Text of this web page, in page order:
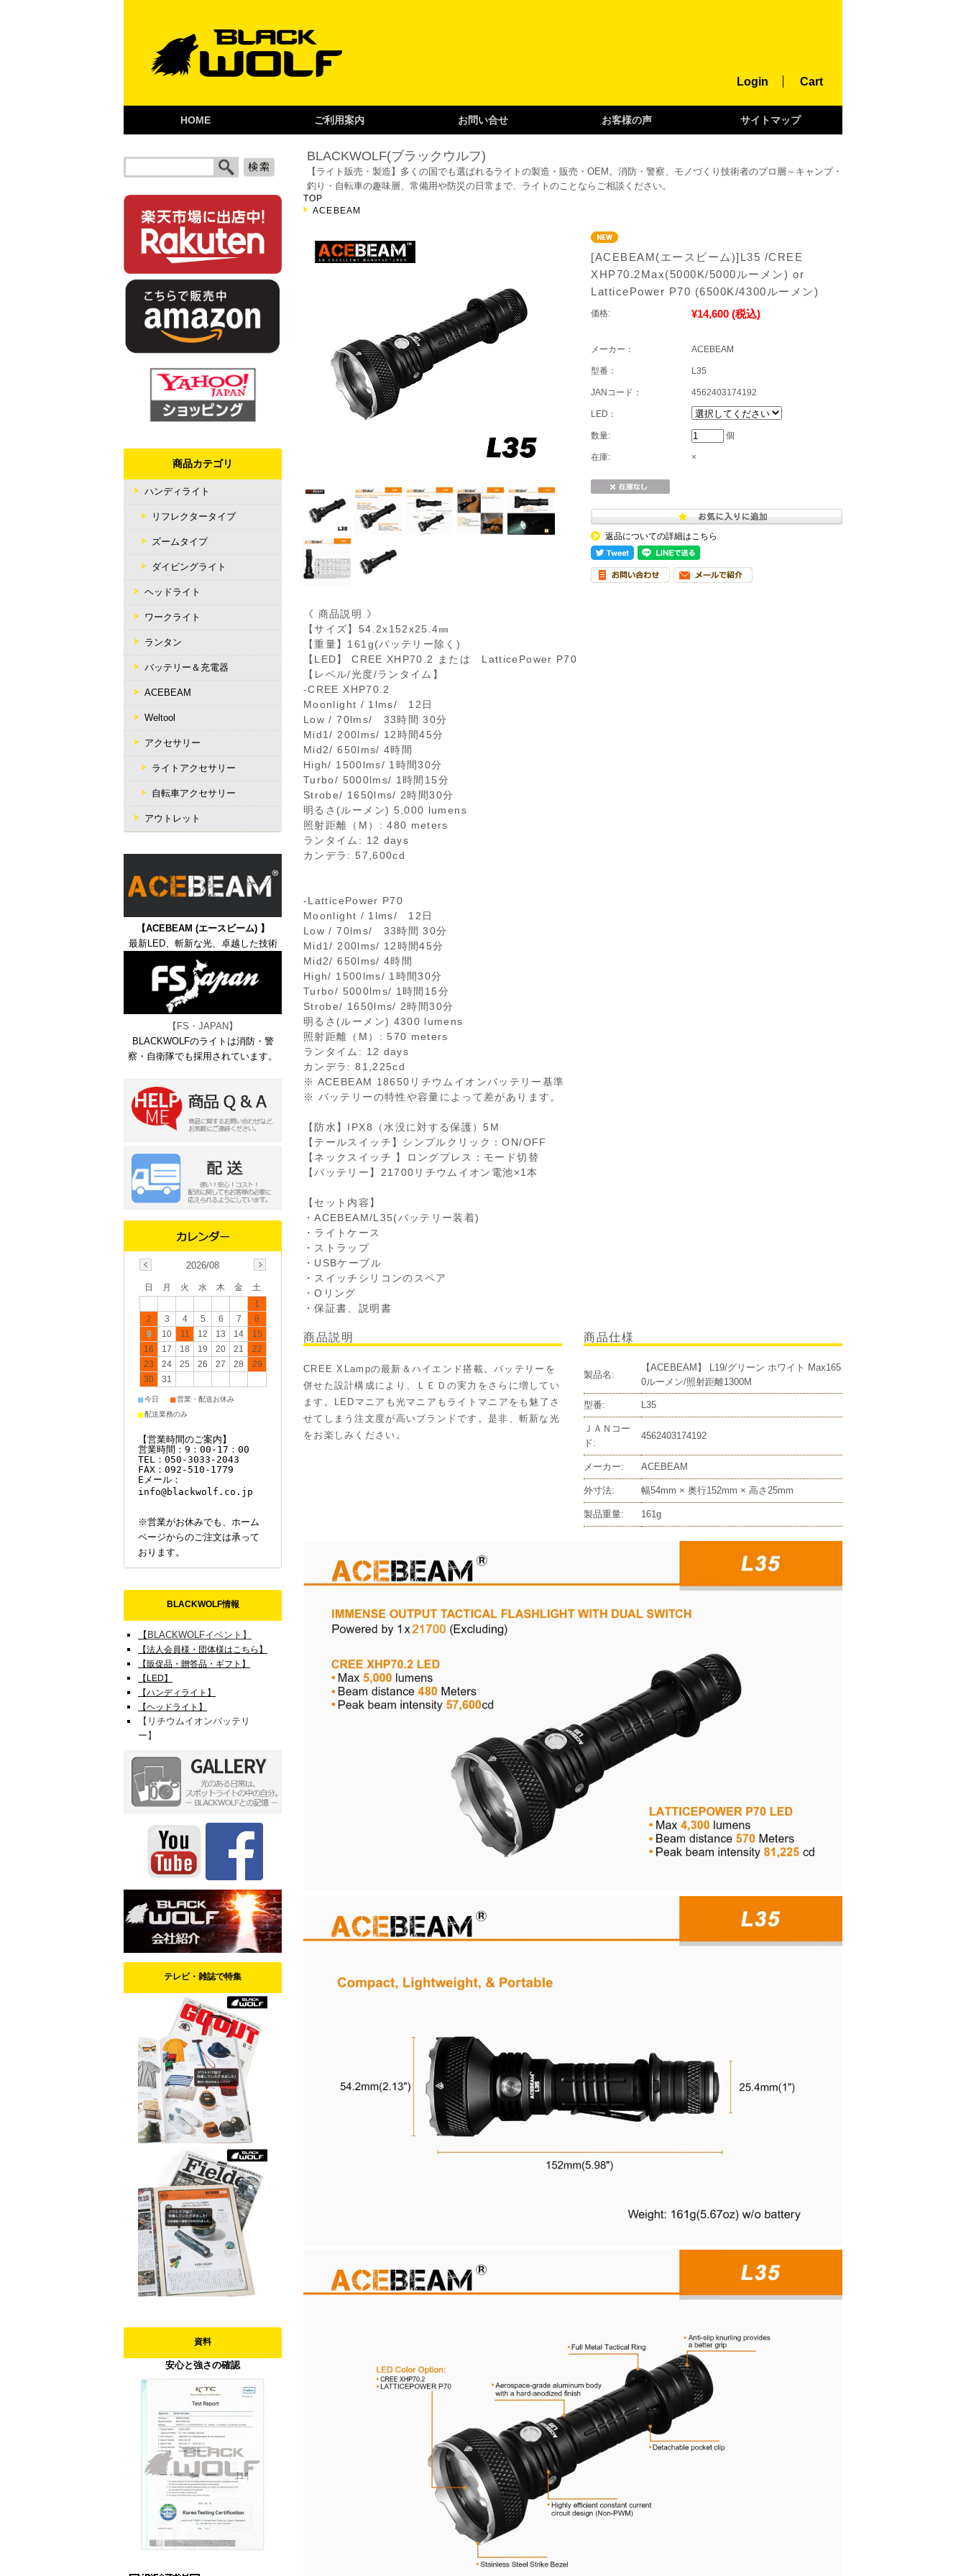
Login Cart
HOME ご利用案内 お問い合せ お客様の声 サイトマップ
BLACKWOLF(ブラックウルフ)
【ライト販売・製造】 多くの国でも選ばれるライトの製造・販売・OEM。消防・警察、モノづくり技術者のプロ層～キャンプ・
釣り・自転車の趣味層、常備用や防災の日常まで、ライトのことならご相談ください。
TOP
ACEBEAM
[ACEBEAM(エースビーム)]L35 /CREE
XHP70.2Max(5000K/5000ルーメン) or
LatticePower P70 (6500K/4300ルーメン)
価格: ¥14,600 (税込)
メーカー： ACEBEAM
型番： L35
JANコード： 4562403174192
LED：
数量: 個
在庫: ×
返品についての詳細はこちら
《 商品説明 》
【サイズ】54.2x152x25.4㎜
【重量】161g(バッテリー除く)
【LED】 CREE XHP70.2 または LatticePower P70
【レベル/光度/ランタイム】
-CREE XHP70.2
Moonlight / 1lms/ 12日
Low / 70lms/ 33時間 30分
Mid1/ 200lms/ 12時間45分
Mid2/ 650lms/ 4時間
High/ 1500lms/ 1時間30分
Turbo/ 5000lms/ 1時間15分
Strobe/ 1650lms/ 2時間30分
明るさ(ルーメン) 5,000 lumens
照射距離（M）: 480 meters
ランタイム: 12 days
カンデラ: 57,600cd
-LatticePower P70
Moonlight / 1lms/ 12日
Low / 70lms/ 33時間 30分
Mid1/ 200lms/ 12時間45分
Mid2/ 650lms/ 4時間
High/ 1500lms/ 1時間30分
Turbo/ 5000lms/ 1時間15分
Strobe/ 1650lms/ 2時間30分
明るさ(ルーメン) 4300 lumens
照射距離（M）: 570 meters
ランタイム: 12 days
カンデラ: 81,225cd
※ ACEBEAM 18650リチウムイオンバッテリー基準
※ バッテリーの特性や容量によって差があります。
【防水】IPX8（水没に対する保護）5M
【テールスイッチ】シンプルクリック：ON/OFF
【ネックスイッチ 】ロングプレス：モード切替
【バッテリー】21700リチウムイオン電池×1本
【セット内容】
・ACEBEAM/L35(バッテリー装着)
・ライトケース
・ストラップ
・USBケーブル
・スイッチシリコンのスペア
・Oリング
・保証書、説明書
商品説明
CREE XLampの最新＆ハイエンド搭載。バッテリーを
併せた設計構成により、ＬＥＤの実力をさらに増してい
ます。LEDマニアも光マニアもライトマニアをも魅了さ
せてしまう注文度が高いブランドです。是非、斬新な光
をお楽しみください。
商品仕様
製品名:
【ACEBEAM】 L19/グリーン ホワイト Max165
0ルーメン/照射距離1300M
型番: L35
ＪＡＮコー
ド:
4562403174192
メーカー: ACEBEAM
外寸法: 幅54mm × 奥行152mm × 高さ25mm
製品重量: 161g
商品カテゴリ
ハンディライト
リフレクタータイプ
ズームタイプ
ダイビングライト
ヘッドライト
ワークライト
ランタン
バッテリー＆充電器
ACEBEAM
Weltool
アクセサリー
ライトアクセサリー
自転車アクセサリー
アウトレット
【ACEBEAM (エースビーム) 】
最新LED、斬新な光、卓越した技術
【FS・JAPAN】
BLACKWOLFのライトは消防・警
察・自衛隊でも採用されています。
2026/08
日 月 火 水 木 金
土
1
2
3 4 5 6 7
8
9
10 11 12 13 14
15
16
17 18 19 20 21
22
23
24 25 26 27 28
29
30
31
■今日 ■営業・配送お休み
■配送業務のみ
【営業時間のご案内】
営業時間：9：00-17：00
TEL：050-3033-2043
FAX：092-510-1779
Eメール：
info@blackwolf.co.jp
※営業がお休みでも、ホーム
ページからのご注文は承って
おります。
BLACKWOLF情報
【BLACKWOLFイベント】
【法人会員様・団体様はこちら】
【販促品・贈答品・ギフト】
【LED】
【ハンディライト】
【ヘッドライト】
【リチウムイオンバッテリ
ー】
テレビ・雑誌で特集
資料
安心と強さの確認